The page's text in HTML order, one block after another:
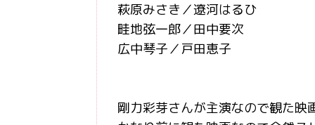
萩原みさき／遼河はるひ
畦地弦一郎／田中要次
広中琴子／戸田恵子
剛力彩芽さんが主演なので観た映